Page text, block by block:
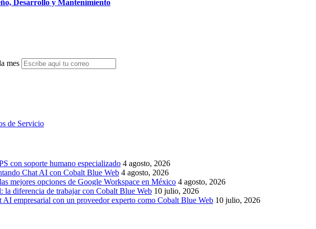
Desarrollo y Mantenimiento
mes
de Servicio
con soporte humano especializado 4 agosto, 2026
Chat AI con Cobalt Blue Web 4 agosto, 2026
mejores opciones de Google Workspace en México 4 agosto, 2026
la diferencia de trabajar con Cobalt Blue Web 10 julio, 2026
AI empresarial con un proveedor experto como Cobalt Blue Web 10 julio, 2026